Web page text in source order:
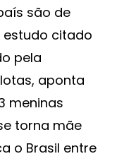
são de
estudo citado
pela
aponta
meninas
torna mãe
o Brasil entre